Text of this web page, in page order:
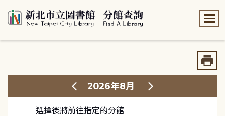
2026年8月
選擇後將前往指定的分館